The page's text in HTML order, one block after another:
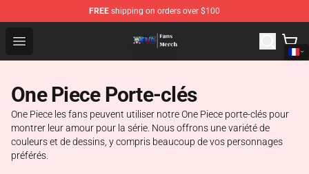
FREE shipping on orders over $100
Open menu
One Piece Store - Official One Piece Merchandise Shop
One Piece Porte-clés
One Piece les fans peuvent utiliser notre One Piece porte-clés pour
montrer leur amour pour la série. Nous offrons une variété de
couleurs et de dessins, y compris beaucoup de vos personnages
préférés.